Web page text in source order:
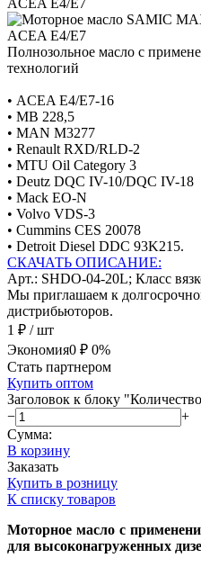
Полнозольное масло с
технологий
• ACEA E4/E7-16
• MB 228,5
• MAN M3277
• Renault RXD/RLD-2
• MTU Oil Category 3
• Deutz DQC IV-10/DQC IV-18
• Mack EO-N
• Volvo VDS-3
• Cummins CES 20078
• Detroit Diesel DDC 93K215.
СКАЧАТЬ ОПИСАНИЕ:
Арт.: SHDO-04-20L; Класс
Мы приглашаем к
дистрибьюторов.
1 ₽ / шт
Экономия0 ₽ 0%
Стать партнером
Купить оптом
Заголовок к блоку
−
+
Сумма:
В корзину
Заказать
Купить в розницу
К списку товаров
Моторное масло с
для высоконагруженных